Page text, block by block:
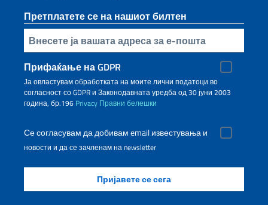
Претплатете се на нашиот билтен
Inserisci la tua email
Прифаќање на GDPR
Ја овластувам обработката на моите лични податоци во
согласност со GDPR и Законодавната уредба од 30 јуни 2003
година, бр.196 Privacy Правни белешки
Се согласувам да добивам email известувања и
новости и да се зачленам на newsletter